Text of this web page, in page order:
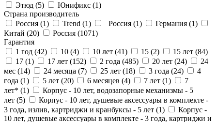
Этюд (5) Юнификс (1)
Страна производитель
Россия (1) Trend (1) Россия (1) Германия (1)
Китай (20) Россия (1071)
Гарантия
1 год (42) 10 (4) 10 лет (41) 15 (2) 15 лет (84)
17 (1) 17 лет (152) 2 года (485) 20 лет (24)
24
мес (14) 24 месяца (7) 25 лет (18) 3 года (24)
4
года (1) 5 лет (20) 6 месяцев (4) 7 лет (1)
7
лет* (1)
Корпус - 10 лет, водозапорные механизмы - 5
лет (5)
Корпус - 10 лет, душевые аксессуары в комплекте -
3 года, излив, картриджи и кранбуксы - 5 лет (1)
Корпус -
10 лет, душевые аксессуары в комплекте - 3 года, картриджи и